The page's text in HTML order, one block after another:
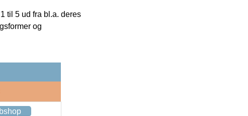
til 5 ud fra bl.a. deres
og